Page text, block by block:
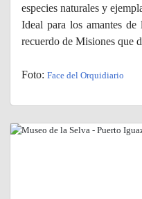
especies naturales y
Ideal para los amantes
recuerdo de Misiones que
Foto: Face del Orquidiario